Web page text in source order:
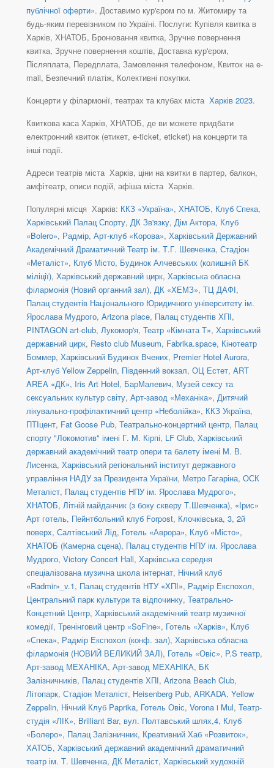
публічної оферти». Доставимо кур'єром по м. Житомиру та
будь-яким перевізником по Україні. Послуги: Купівля квитка в
Харків, ХНАТОБ, Бронювання квитка, Зручне повернення
квитка, Зручне повернення коштів, Доставка кур'єром,
Післяплата, Передплата, Замовлення телефоном, Квиток на e-
mail, Безпечний платіж, Колективні покупки.
Концерти у філармонії, театрах та клубах міста Харків 2023.
Квиткова каса Харків, ХНАТОБ, де ви можете придбати
електронний квиток (етикет, e-ticket, eticket) на концерти та
інші події.
Адреси театрів міста Харків, ціни на квитки в партер, балкон,
амфітеатр, описи подій, афіша міста Харків.
Популярні місця Харків: ККЗ «Україна», ХНАТОБ, Клуб Спека,
Харківський Палац Спорту, ДК Зв'язку, Дім Актора, Клуб
«Bolero», Радмір, Арт-клуб «Корова», Харківський Державний
Академічний Драматичний Театр ім. Т.Г. Шевченка, Стадіон
«Металіст», Клуб Місто, Будинок Алчевських (колишній БК
міліції), Харківський державний цирк, Харківська обласна
філармонія (Новий органний зал), ДК «ХЕМЗ», ТЦ ДАФІ,
Палац студентів Національного Юридичного університету ім.
Ярослава Мудрого, Arizona place, Палац студентів ХПІ,
PINTAGON art-club, Лукомор'я, Театр «Кімната Т», Харківський
державний цирк, Resto club Museum, Fabrika.space, Кінотеатр
Боммер, Харківський Будинок Вчених, Premier Hotel Aurora,
Арт-клуб Yellow Zeppelin, Південний вокзал, ОЦ Естет, ART
AREA «ДК», Iris Art Hotel, БарМалевич, Музей сексу та
сексуальних культур світу, Арт-завод «Механіка», Дитячий
лікувально-профілактичний центр «Неболійка», ККЗ Україна,
ПТІцент, Fat Goose Pub, Театрально-концертний центр, Палац
спорту "Локомотив" імені Г. М. Кірпі, LF Club, Харківський
державний академічний театр опери та балету імені М. В.
Лисенка, Харківський регіональний інститут державного
управління НАДУ за Президента України, Метро Гагаріна, ОСК
Металіст, Палац студентів НПУ ім. Ярослава Мудрого»,
ХНАТОБ, Літній майданчик (з боку скверу Т.Шевченка), «Ірис»
Арт готель, Пейнтбольний клуб Forpost, Клочківська, 3, 2й
поверх, Салтівський Лід, Готель «Аврора», Клуб «Місто»,
ХНАТОБ (Камерна сцена), Палац студентів НПУ ім. Ярослава
Мудрого, Victory Concert Hall, Харківська середня
спеціалізована музична школа інтернат, Нічний клуб
«Radmir»_v.1, Палац студентів НТУ «ХПІ», Радмір Експохол,
Центральний парк культури та відпочинку, Театрально-
Концетний Центр, Харківський академічний театр музичної
комедії, Тренінговий центр «SoFine», Готель «Харків», Клуб
«Спека», Радмір Експохол (конф. зал), Харківська обласна
філармонія (НОВИЙ ВЕЛИКИЙ ЗАЛ), Готель «Овіс», P.S театр,
Арт-завод МЕХАНІКА, Арт-завод МЕХАНІКА, БК
Залізничників, Палац студентів ХПІ, Arizona Beach Club,
Літопарк, Стадіон Металіст, Heisenberg Pub, ARKADA, Yellow
Zeppelin, Нічний Клуб Paprika, Готель Овіс, Vorona i Mul, Театр-
студія «ЛІК», Brilliant Bar, вул. Полтавський шлях,4, Клуб
«Болеро», Палац Залізничник, Креативний Хаб «Розвиток»,
ХАТОБ, Харківський державний академічний драматичний
театр ім. Т. Шевченка, ДК Металіст, Харківський художній